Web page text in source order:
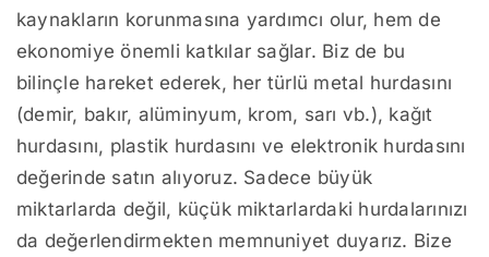
kaynakların korunmasına yardımcı olur, hem de
ekonomiye önemli katkılar sağlar. Biz de bu
bilinçle hareket ederek, her türlü metal hurdasını
(demir, bakır, alüminyum, krom, sarı vb.), kağıt
hurdasını, plastik hurdasını ve elektronik hurdasını
değerinde satın alıyoruz. Sadece büyük
miktarlarda değil, küçük miktarlardaki hurdalarınızı
da değerlendirmekten memnuniyet duyarız. Bize